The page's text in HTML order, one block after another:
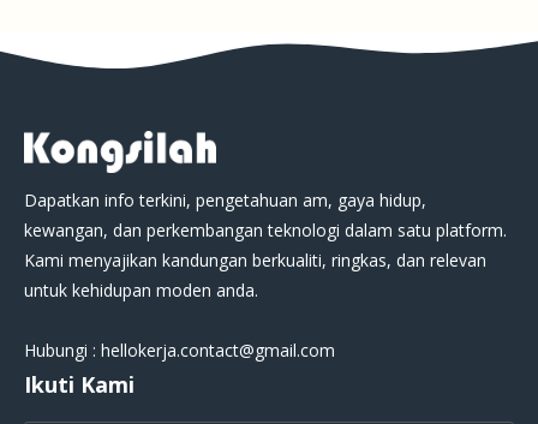
Dapatkan info terkini, pengetahuan am, gaya hidup,
kewangan, dan perkembangan teknologi dalam satu platform.
Kami menyajikan kandungan berkualiti, ringkas, dan relevan
untuk kehidupan moden anda.
Hubungi : hellokerja.contact@gmail.com
Ikuti Kami